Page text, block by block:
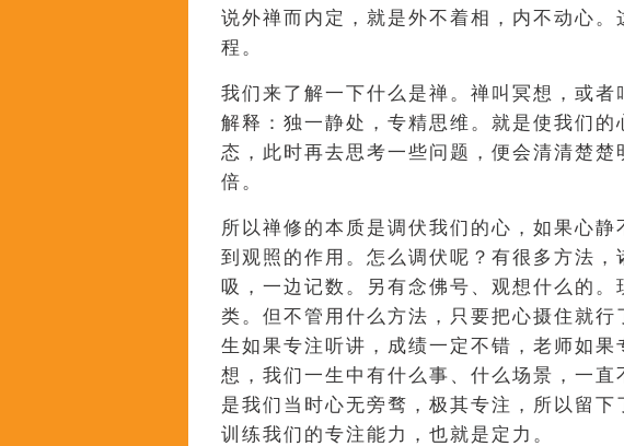
说外禅而内定，就是外不着相，内不动心
程。
我们来了解一下什么是禅。禅叫冥想，或
解释：独一静处，专精思维。就是使我们
态，此时再去思考一些问题，便会清清楚
倍。
所以禅修的本质是调伏我们的心，如果心
到观照的作用。怎么调伏呢？有很多方法
吸，一边记数。另有念佛号、观想什么的。
类。但不管用什么方法，只要把心摄住就
生如果专注听讲，成绩一定不错，老师如
想，我们一生中有什么事、什么场景，一
是我们当时心无旁骛，极其专注，所以留
训练我们的专注能力，也就是定力。